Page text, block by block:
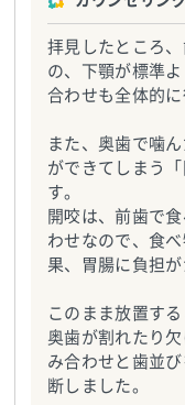
拝見したところ
の、下顎が標準
合わせも全体的
また、奥歯で噛
ができてしまう
す。
開咬は、前歯で
わせなので、食
果、胃腸に負担
このまま放置す
奥歯が割れたり
み合わせと歯並
断しました。